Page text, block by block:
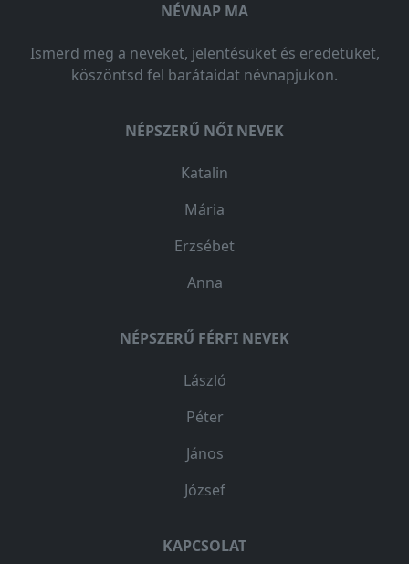
NÉVNAP MA
Ismerd meg a neveket, jelentésüket és eredetüket,
köszöntsd fel barátaidat névnapjukon.
NÉPSZERŰ NŐI NEVEK
Katalin
Mária
Erzsébet
Anna
NÉPSZERŰ FÉRFI NEVEK
László
Péter
János
József
KAPCSOLAT